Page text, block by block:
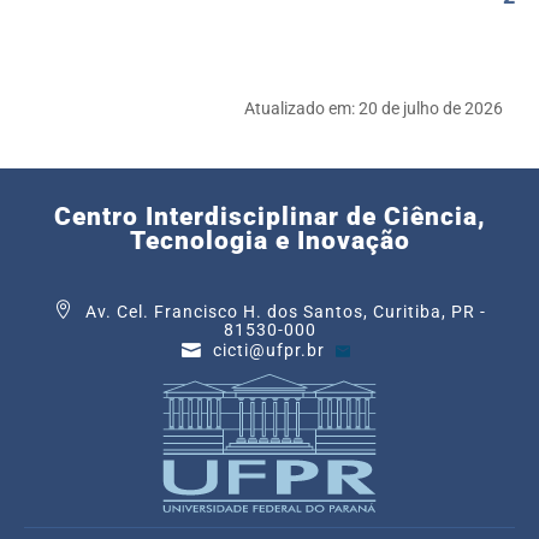
Atualizado em:20 de julho de 2026
Centro Interdisciplinar de Ciência,
Tecnologia e Inovação
Av. Cel. Francisco H. dos Santos, Curitiba, PR -
81530-000
cicti@ufpr.br